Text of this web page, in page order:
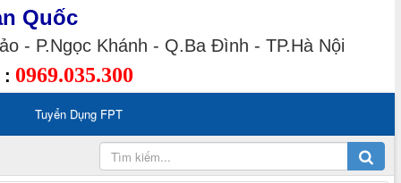
Quốc
- P.Ngọc Khánh - Q.Ba Đình - TP.Hà Nội
: 0969.035.300
Tuyển Dụng FPT